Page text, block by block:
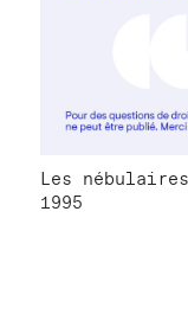
Les nébulaires
1995